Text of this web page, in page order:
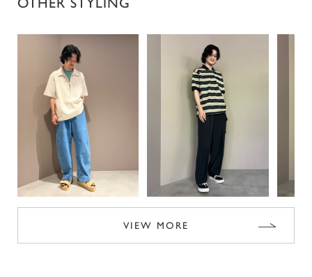
VIEW MORE